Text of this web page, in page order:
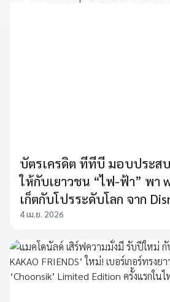
บัตรเครดิต ทีทีบี มอบประส
ให้กับเยาวชน “ไฟ-ฟ้า” พา
เก็ตกับโปรระดับโลก จาก
4 เม.ย. 2026